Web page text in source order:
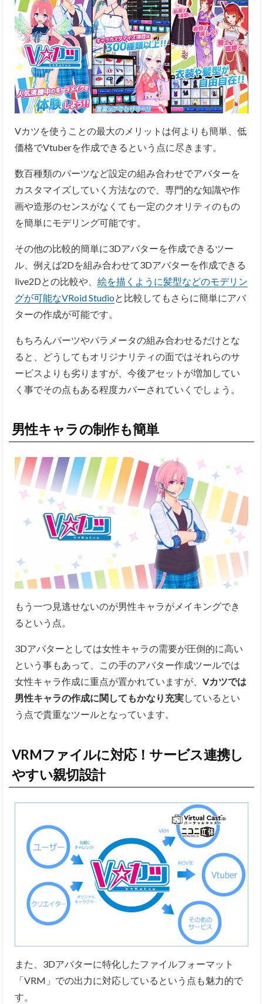
Vカツを使うことの最大のメリットは何よりも簡単、低
価格でVtuberを作成できるという点に尽きます。
数百種類のパーツなど設定の組み合わせでアバターを
カスタマイズしていく方法なので、専門的な知識や作
画や造形のセンスがなくても一定のクオリティのもの
を簡単にモデリング可能です。
その他の比較的簡単に3Dアバターを作成できるツー
ル、例えば2Dを組み合わせて3Dアバターを作成できる
live2Dとの比較や、 絵を描くように髪型などのモデリン
グが可能なVRoid Studioと比較してもさらに簡単にアバ
ターの作成が可能です。
もちろんパーツやパラメータの組み合わせるだけとな
ると、どうしてもオリジナリティの面ではそれらのサ
ービスよりも劣りますが、今後アセットが増加してい
く事でその点もある程度カバーされていくでしょう。
男性キャラの制作も簡単
もう一つ見逃せないのが男性キャラがメイキングでき
るという点。
3Dアバターとしては女性キャラの需要が圧倒的に高い
という事もあって、この手のアバター作成ツールでは
女性キャラ作成に重点が置かれていますが、 Vカツでは
男性キャラの作成に関してもかなり充実しているとい
う点で貴重なツールとなっています。
VRMファイルに対応！サービス連携し
やすい親切設計
また、3Dアバターに特化したファイルフォーマット
「VRM」での出力に対応しているという点も魅力的で
す。